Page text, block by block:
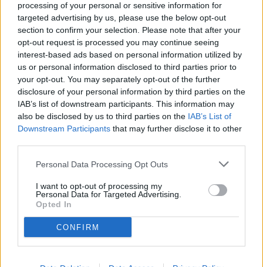
processing of your personal or sensitive information for
targeted advertising by us, please use the below opt-out
section to confirm your selection. Please note that after your
opt-out request is processed you may continue seeing
interest-based ads based on personal information utilized by
us or personal information disclosed to third parties prior to
your opt-out. You may separately opt-out of the further
disclosure of your personal information by third parties on the
IAB’s list of downstream participants. This information may
also be disclosed by us to third parties on the IAB’s List of
Downstream Participants that may further disclose it to other
Personal Data Processing Opt Outs
I want to opt-out of processing my
Personal Data for Targeted Advertising.
Opted In
CONFIRM
Immobiliare Carla D'Amicodatri
P.Iva: 02386200691
Via Colle Innamorati, 7/4
- 65125 Pescara (PE)
Utilizza il form sottostante per richiederci informazioni! Un nostro
operatore ti contatterà appena possibile.
Telefono